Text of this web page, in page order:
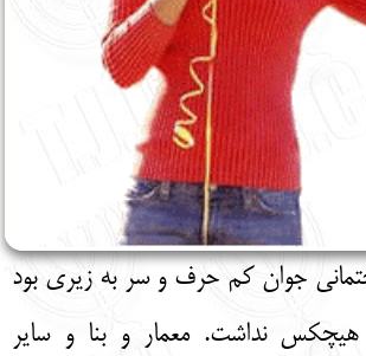
جوان کم حرف و سر به زیری بود
نداشت. معمار و بنا و سایر